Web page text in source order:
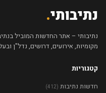
נתיבותי.
נתיבותי – אתר החדשות המוביל
מקומיות, אירועים, דרושים, נדל"ן
קטגוריות
חדשות נתיבות (412)